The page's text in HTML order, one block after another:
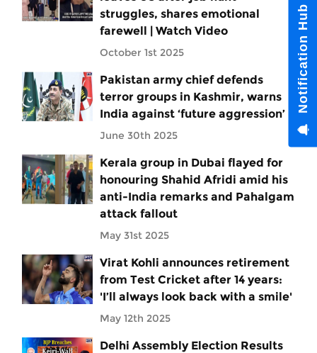
struggles, shares emotional
farewell | Watch Video
October 1st 2025
Pakistan army chief defends
terror groups in Kashmir, warns
India against ‘future aggression’
June 30th 2025
Kerala group in Dubai flayed for
honouring Shahid Afridi amid his
anti-India remarks and Pahalgam
attack fallout
May 31st 2025
Virat Kohli announces retirement
from Test Cricket after 14 years:
'I’ll always look back with a smile'
May 12th 2025
Delhi Assembly Election Results
Notification Hub